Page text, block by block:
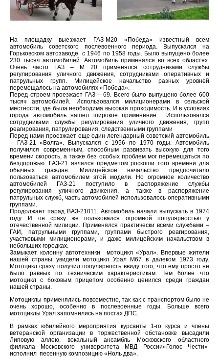
На площадку выезжает ГАЗ-М20 «Победа» известный всем
автомобиль советского послевоенного периода. Выпускался на
Горьковском автозаводе с 1946 по 1958 годы. Было выпущено более
230 тысяч автомобилей. Автомобиль применялся во всех областях.
Очень часто ГАЗ – М 20 применялся сотрудниками службы
регулирования уличного движения, сотрудниками оперативных и
патрульных групп. Милицейское начальство разных уровней
перемещалось на автомобилях «Победа».
Перед строем проезжает ГАЗ – 69. Всего было выпущено более 600
тысяч автомобилей. Использовался милиционерами в сельской
местности, где была необходима высокая проходимость. И в условиях
города автомобиль нашел широкое применение. Использовался
сотрудниками службы регулирования уличного движения, групп
реагирования, патрулирования, следственными группами
Перед нами проезжает еще один легендарный советский автомобиль
– ГАЗ-21 «Волга». Выпускался с 1956 по 1970 годы. Автомобиль
получился современным, способным развивать высокую для того
времени скорость, а также без особых проблем мог перемещаться по
бездорожью. ГАЗ-21 являлся предметом роскоши того времени для
обычных граждан. Милицейское начальство предпочитало
пользоваться автомобилем этой модели. Но огромное количество
автомобилей ГАЗ-21 поступило в распоряжение службы
регулирования уличного движения, а также в распоряжение
патрульных служб, часть автомобилей использовалось оперативными
группами.
Продолжает парад ВАЗ-21011. Автомобиль начали выпускать в 1974
году. И он сразу же пользовался огромной популярностью у
отечественной милиции. Применялся практически всеми службами –
ГАИ, патрульными группами, группами быстрого реагирования,
участковыми милиционерами, и даже милицейским начальством в
небольших городках.
Замыкает колонну автотехники мотоцикл «Урал». Впервые жители
нашей страны увидели мотоцикл Урал М67 в далеком 1973 году.
Мотоцикл сразу получил популярность ввиду того, что ему просто не
было равных по техническим характеристикам. Тем более что
мотоцикл с боковым прицепом особенно ценился среди граждан
нашей страны.
Мотоциклы применялись повсеместно, так как с транспортом было не
очень хорошо, особенно в послевоенные годы. Больше всего
мотоциклы Урал запомнились на постах ДПС.
В рамках юбилейного мероприятия курсанты 1-го курса и члены
ветеранской организации в торжественной обстановке высадили
Липовую аллею, вокальный ансамбль Московского областного
филиала Московского университета МВД России«Голос Чести»
исполнил песенную композицию «Ноль два».